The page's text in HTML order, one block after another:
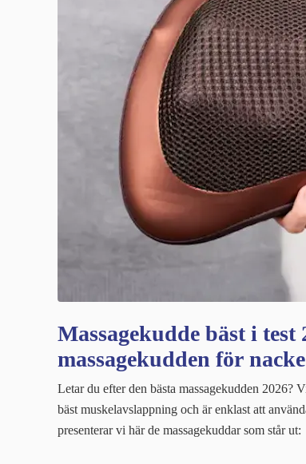
Massagekudde bäst i
massagekudden för
Letar du efter den bästa massagekudden 2026?
bäst muskelavslappning och är enklast att
presenterar vi här de massagekuddar som står ut: